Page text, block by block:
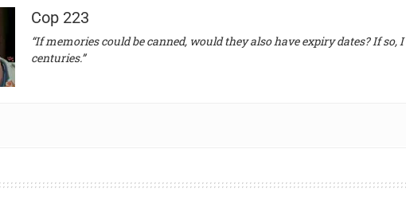
Cop 223
“If memories could be canned, would they also have expiry dates? If so,
centuries.”